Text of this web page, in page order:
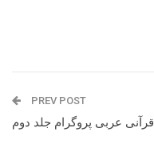
PREV POST
قرآنی عربی پروگرام جلد دوم